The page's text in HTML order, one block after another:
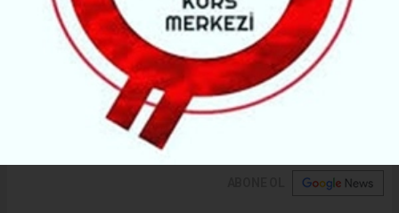
Astsubay G.K. ile imam İ.S. arasında geçti. Olayda,
'para karşılığı cinsel ilişki', 'taciz', 'gasp' ve 'darp'
iddiaları, kamuoyunda büyük yankı uyandırdı. İmam
İ.S.'nin ve astsubay G.K.'nin birbirini suçladığı bu
olayda, ifadelerdeki çelişkiler, soruşturmanın
seyrini daha da karmaşık hale getirdi.